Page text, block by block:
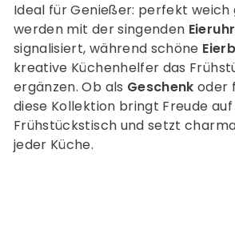
Ideal für Genießer: perfekt weich
werden mit der singenden Eieruhr
signalisiert, während schöne
kreative Küchenhelfer das
ergänzen. Ob als Geschenkoder
diese Kollektion bringt Freude
Frühstückstisch und setzt
jeder Küche.